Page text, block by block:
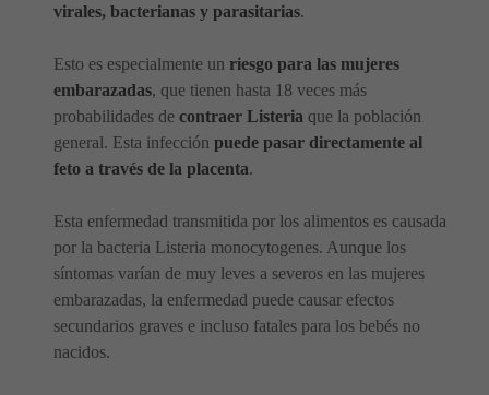
virales, bacterianas y parasitarias.
Esto es especialmente un riesgo para las mujeres
embarazadas, que tienen hasta 18 veces más
probabilidades de contraer Listeria que la población
general. Esta infección puede pasar directamente al
feto a través de la placenta.
Esta enfermedad transmitida por los alimentos es causada
por la bacteria Listeria monocytogenes. Aunque los
síntomas varían de muy leves a severos en las mujeres
embarazadas, la enfermedad puede causar efectos
secundarios graves e incluso fatales para los bebés no
nacidos.